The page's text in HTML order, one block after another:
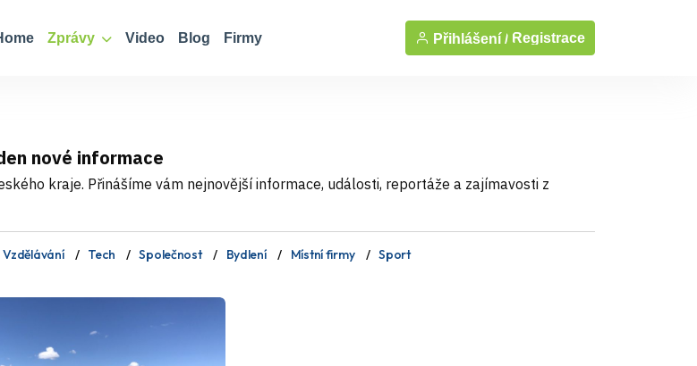
Zprávy Video Blog Firmy Přihlášení / Registrace
nové informace
kraje. Přinášíme vám nejnovější informace, události, reportáže a zajímavosti z
Vzdělávání Tech Společnost Bydlení Místní firmy Sport